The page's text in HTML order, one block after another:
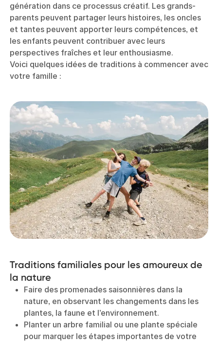
génération dans ce processus créatif. Les grands-
parents peuvent partager leurs histoires, les oncles
et tantes peuvent apporter leurs compétences, et
les enfants peuvent contribuer avec leurs
perspectives fraîches et leur enthousiasme.
Voici quelques idées de traditions à commencer avec
votre famille :
Traditions familiales pour les amoureux de
la nature
Faire des promenades saisonnières dans la
nature, en observant les changements dans les
plantes, la faune et l’environnement.
Planter un arbre familial ou une plante spéciale
pour marquer les étapes importantes de votre